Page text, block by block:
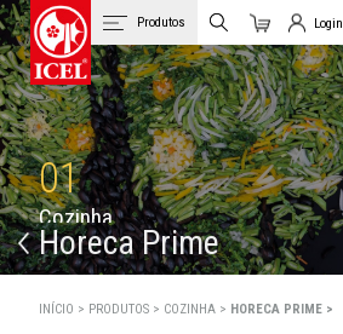
Produtos
Carrinho
Login
Login de Clientes
01
Cozinha
Horeca Prime
INÍCIO > PRODUTOS > COZINHA > HORECA PRIME >